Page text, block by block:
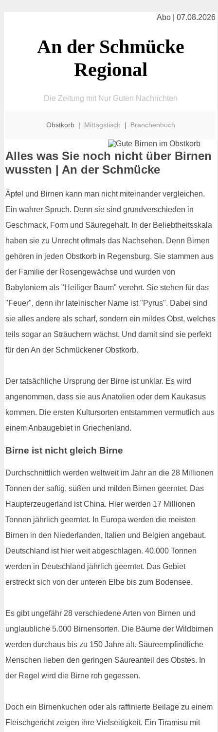
Abo | 07.08.2026
An der Schmücke
Regional
Die Zeitung mit Nur Guten Nachrichten
Obstkorb | Mittagstisch | Branchenbuch
Alles was Sie noch nicht über Birnen
wussten | An der Schmücke
Äpfel und Birnen kann man nicht miteinander vergleichen.
Ein wahrer Spruch. Denn sie sind grundverschieden in
Geschmack, Form und Säuregehalt. In der Beliebtheitsskala
haben sie zu Unrecht oftmals das Nachsehen. Denn Birnen
gehören in jeden Obstkorb in Regensburg. Sie stammen aus
der Familie der Rosengewächse und wurden von
Babyloniern als "Heiliger Baum" verehrt. Sie stehen für das
"Feuer", denn ihr lateinischer Name ist "Pyrus". Dabei sind
sie alles andere als scharf, sondern ein mildes Obst, welches
teils sogar an Sträuchern wächst. Und damit sind sie perfekt
für den An der Schmückener Obstkorb.
Der tatsächliche Ursprung der Birne ist unklar. Es wird
angenommen, dass sie aus Anatolien oder dem Kaukasus
kommen. Die ersten Kultursorten entstammen vermutlich aus
einem Anbaugebiet in Griechenland.
Birne ist nicht gleich Birne
Durchschnittlich werden weltweit im Jahr an die 28 Millionen
Tonnen der saftig, süßen und milden Birnen geerntet. Das
Haupterzeugerland ist China. Hier werden 17 Millionen
Tonnen jährlich geerntet. In Europa werden die meisten
Birnen in den Niederlanden, Italien und Belgien angebaut.
Deutschland ist hier weit abgeschlagen. 40.000 Tonnen
werden in Deutschland jährlich geerntet. Das Gebiet
erstreckt sich von der unteren Elbe bis zum Bodensee.
Es gibt ungefähr 28 verschiedene Arten von Birnen und
unglaubliche 5.000 Birnensorten. Die Bäume der Wildbirnen
werden durchaus bis zu 150 Jahre alt. Säureempfindliche
Menschen lieben den geringen Säureanteil des Obstes. In
der Regel wird die Birne roh gegessen.
Doch ein Birnenkuchen oder als raffinierte Beilage zu einem
Fleischgericht zeigen ihre Vielseitigkeit. Ein Tiramisu mit